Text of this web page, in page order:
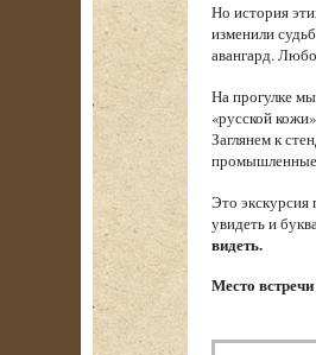
Но история
изменили
авангард.
На прогулке
«русской
Заглянем к
промышленные
Это
увидеть и
видеть.
Место